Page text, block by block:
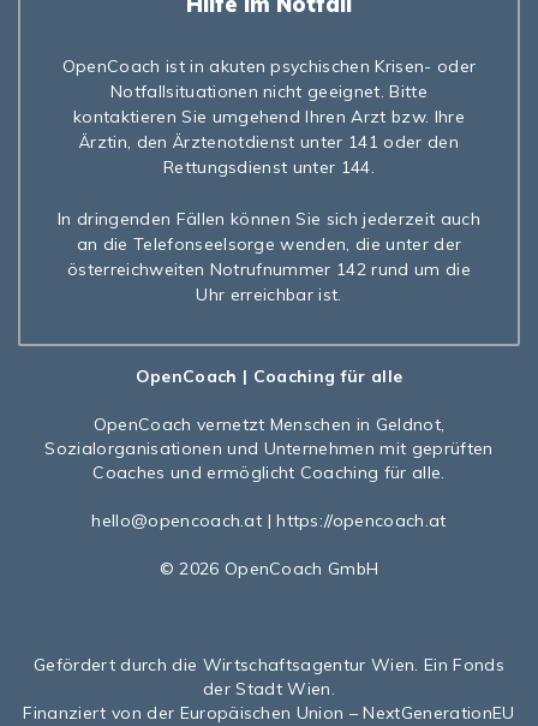
OpenCoach ist in akuten psychischen Krisen- oder
Notfallsituationen nicht geeignet. Bitte
kontaktieren Sie umgehend Ihren Arzt bzw. Ihre
Ärztin, den Ärztenotdienst unter 141 oder den
Rettungsdienst unter 144.
In dringenden Fällen können Sie sich jederzeit auch
an die Telefonseelsorge wenden, die unter der
österreichweiten Notrufnummer 142 rund um die
Uhr erreichbar ist.
OpenCoach | Coaching für alle
OpenCoach vernetzt Menschen in Geldnot,
Sozialorganisationen und Unternehmen mit geprüften
Coaches und ermöglicht Coaching für alle.
hello@opencoach.at |https://opencoach.at
© 2026 OpenCoach GmbH
Gefördert durch die Wirtschaftsagentur Wien. Ein Fonds
der Stadt Wien.
Finanziert von der Europäischen Union – NextGenerationEU